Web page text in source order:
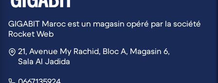
GIGABIT Maroc est un magasin opéré par la société
Rocket Web
21, Avenue My Rachid, Bloc A, Magasin 6,
Sala Al Jadida